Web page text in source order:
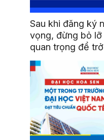
Sau khi đăng ký
vọng, đừng bỏ
quan trọng để
sinh viên HSU